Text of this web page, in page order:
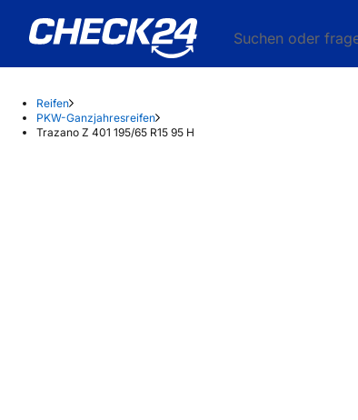
Suchen oder
Reifen
PKW-Ganzjahresreifen
Trazano Z 401 195/65 R15 95 H